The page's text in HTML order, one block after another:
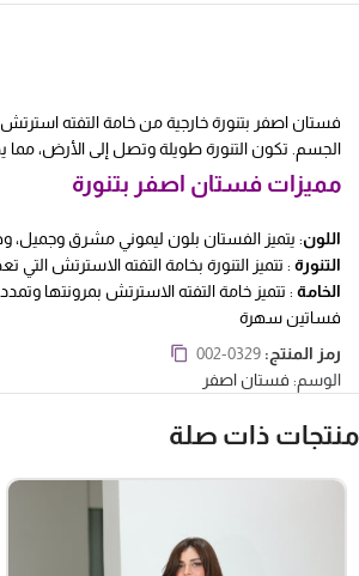
فستان اصفر بتنورة خارجية من خامة التفته
الجسم. تكون التنورة طويلة وتصل إلى الأرض،
مميزات فستان اصفر بتنورة
اللون: يتميز الفستان بلون ليموني مشرق
التنورة : تتميز التنورة بخامة التفته الاسترتش
الخامة : تتميز خامة التفته الاسترتش بمرونتها
فساتين سهرة
رمز المنتج: 002-0329
الوسم: فستان اصفر
منتجات ذات صلة